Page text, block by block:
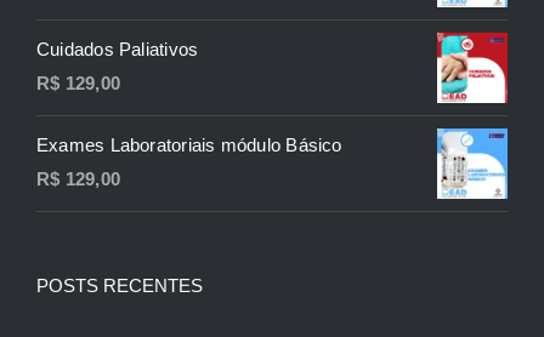
Cuidados Paliativos
R$ 129,00
Exames Laboratoriais módulo Básico
R$ 129,00
POSTS RECENTES